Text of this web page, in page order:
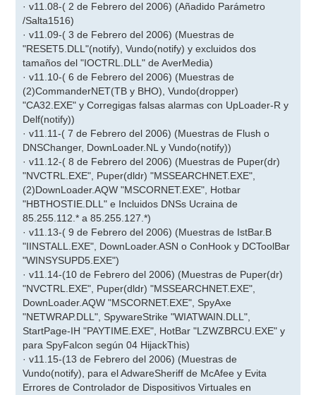
· v11.08-( 2 de Febrero del 2006) (Añadido Parámetro
/Salta1516)
· v11.09-( 3 de Febrero del 2006) (Muestras de
"RESET5.DLL"(notify), Vundo(notify) y excluidos dos
tamaños del "IOCTRL.DLL" de AverMedia)
· v11.10-( 6 de Febrero del 2006) (Muestras de
(2)CommanderNET(TB y BHO), Vundo(dropper)
"CA32.EXE" y Corregigas falsas alarmas con UpLoader-R y
Delf(notify))
· v11.11-( 7 de Febrero del 2006) (Muestras de Flush o
DNSChanger, DownLoader.NL y Vundo(notify))
· v11.12-( 8 de Febrero del 2006) (Muestras de Puper(dr)
"NVCTRL.EXE", Puper(dldr) "MSSEARCHNET.EXE",
(2)DownLoader.AQW "MSCORNET.EXE", Hotbar
"HBTHOSTIE.DLL" e Incluidos DNSs Ucraina de
85.255.112.* a 85.255.127.*)
· v11.13-( 9 de Febrero del 2006) (Muestras de IstBar.B
"IINSTALL.EXE", DownLoader.ASN o ConHook y DCToolBar
"WINSYSUPD5.EXE")
· v11.14-(10 de Febrero del 2006) (Muestras de Puper(dr)
"NVCTRL.EXE", Puper(dldr) "MSSEARCHNET.EXE",
DownLoader.AQW "MSCORNET.EXE", SpyAxe
"NETWRAP.DLL", SpywareStrike "WIATWAIN.DLL",
StartPage-IH "PAYTIME.EXE", HotBar "LZWZBRCU.EXE" y
para SpyFalcon según 04 HijackThis)
· v11.15-(13 de Febrero del 2006) (Muestras de
Vundo(notify), para el AdwareSheriff de McAfee y Evita
Errores de Controlador de Dispositivos Virtuales en